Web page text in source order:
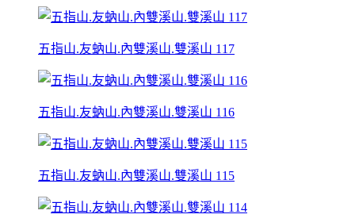
五指山.友蚋山.內雙溪山.雙溪山 117
五指山.友蚋山.內雙溪山.雙溪山 116
五指山.友蚋山.內雙溪山.雙溪山 115